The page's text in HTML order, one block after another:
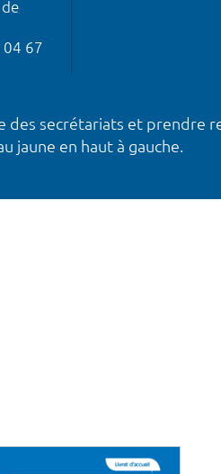
04 67
des secrétariats et prendre
jaune en haut à gauche.